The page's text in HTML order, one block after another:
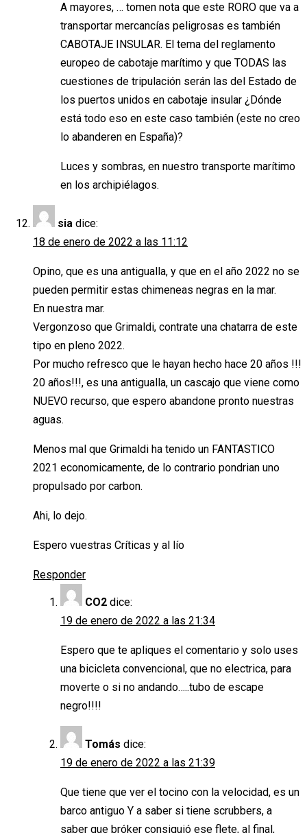
A mayores, … tomen nota que este RORO que va a
transportar mercancías peligrosas es también
CABOTAJE INSULAR. El tema del reglamento
europeo de cabotaje marítimo y que TODAS las
cuestiones de tripulación serán las del Estado de
los puertos unidos en cabotaje insular ¿Dónde
está todo eso en este caso también (este no creo
lo abanderen en España)?
Luces y sombras, en nuestro transporte marítimo
en los archipiélagos.
sia dice:
18 de enero de 2022 a las 11:12
Opino, que es una antigualla, y que en el año 2022 no se
pueden permitir estas chimeneas negras en la mar.
En nuestra mar.
Vergonzoso que Grimaldi, contrate una chatarra de este
tipo en pleno 2022.
Por mucho refresco que le hayan hecho hace 20 años !!!
20 años!!!, es una antigualla, un cascajo que viene como
NUEVO recurso, que espero abandone pronto nuestras
aguas.
Menos mal que Grimaldi ha tenido un FANTASTICO
2021 economicamente, de lo contrario pondrian uno
propulsado por carbon.
Ahi, lo dejo.
Espero vuestras Críticas y al lío
Responder
CO2 dice:
19 de enero de 2022 a las 21:34
Espero que te apliques el comentario y solo uses
una bicicleta convencional, que no electrica, para
moverte o si no andando…..tubo de escape
negro!!!!
Tomás dice:
19 de enero de 2022 a las 21:39
Que tiene que ver el tocino con la velocidad, es un
barco antiguo Y a saber si tiene scrubbers, a
saber que bróker consiguió ese flete, al final,